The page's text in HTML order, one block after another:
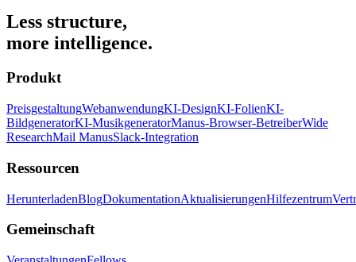
Less structure,
more intelligence.
Produkt
PreisgestaltungWebanwendungKI-DesignKI-FolienKI-
BildgeneratorKI-MusikgeneratorManus-Browser-BetreiberWide
ResearchMail ManusSlack-Integration
Ressourcen
HerunterladenBlogDokumentationAktualisierungenHilfezentrum
Gemeinschaft